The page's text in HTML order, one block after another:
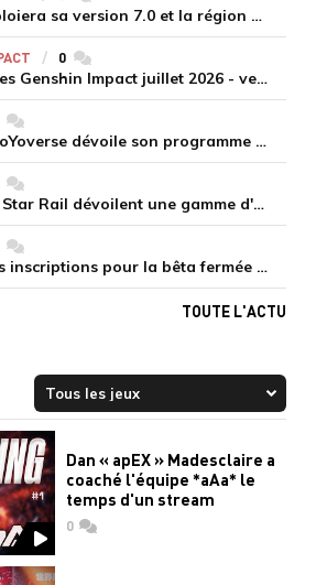
Genshin Impact déploiera sa version 7.0 et la région de Snezhnaya le 12 août
0commentaires
Codes primo-gemmes Genshin Impact juillet 2026 - version 7.0
Gamescom 2026 : HoYoverse dévoile son programme et présente deux nouveaux jeux inédits
UGREEN et Honkai: Star Rail dévoilent une gamme d'accessoires de recharge en édition limitée
HoYoverse ouvre les inscriptions pour la bêta fermée de Honkai : Nexus Anima
TOUTE L'ACTU
Dan « apEX » Madesclaire a
coaché l'équipe *aAa* le
temps d'un stream
0commentaires